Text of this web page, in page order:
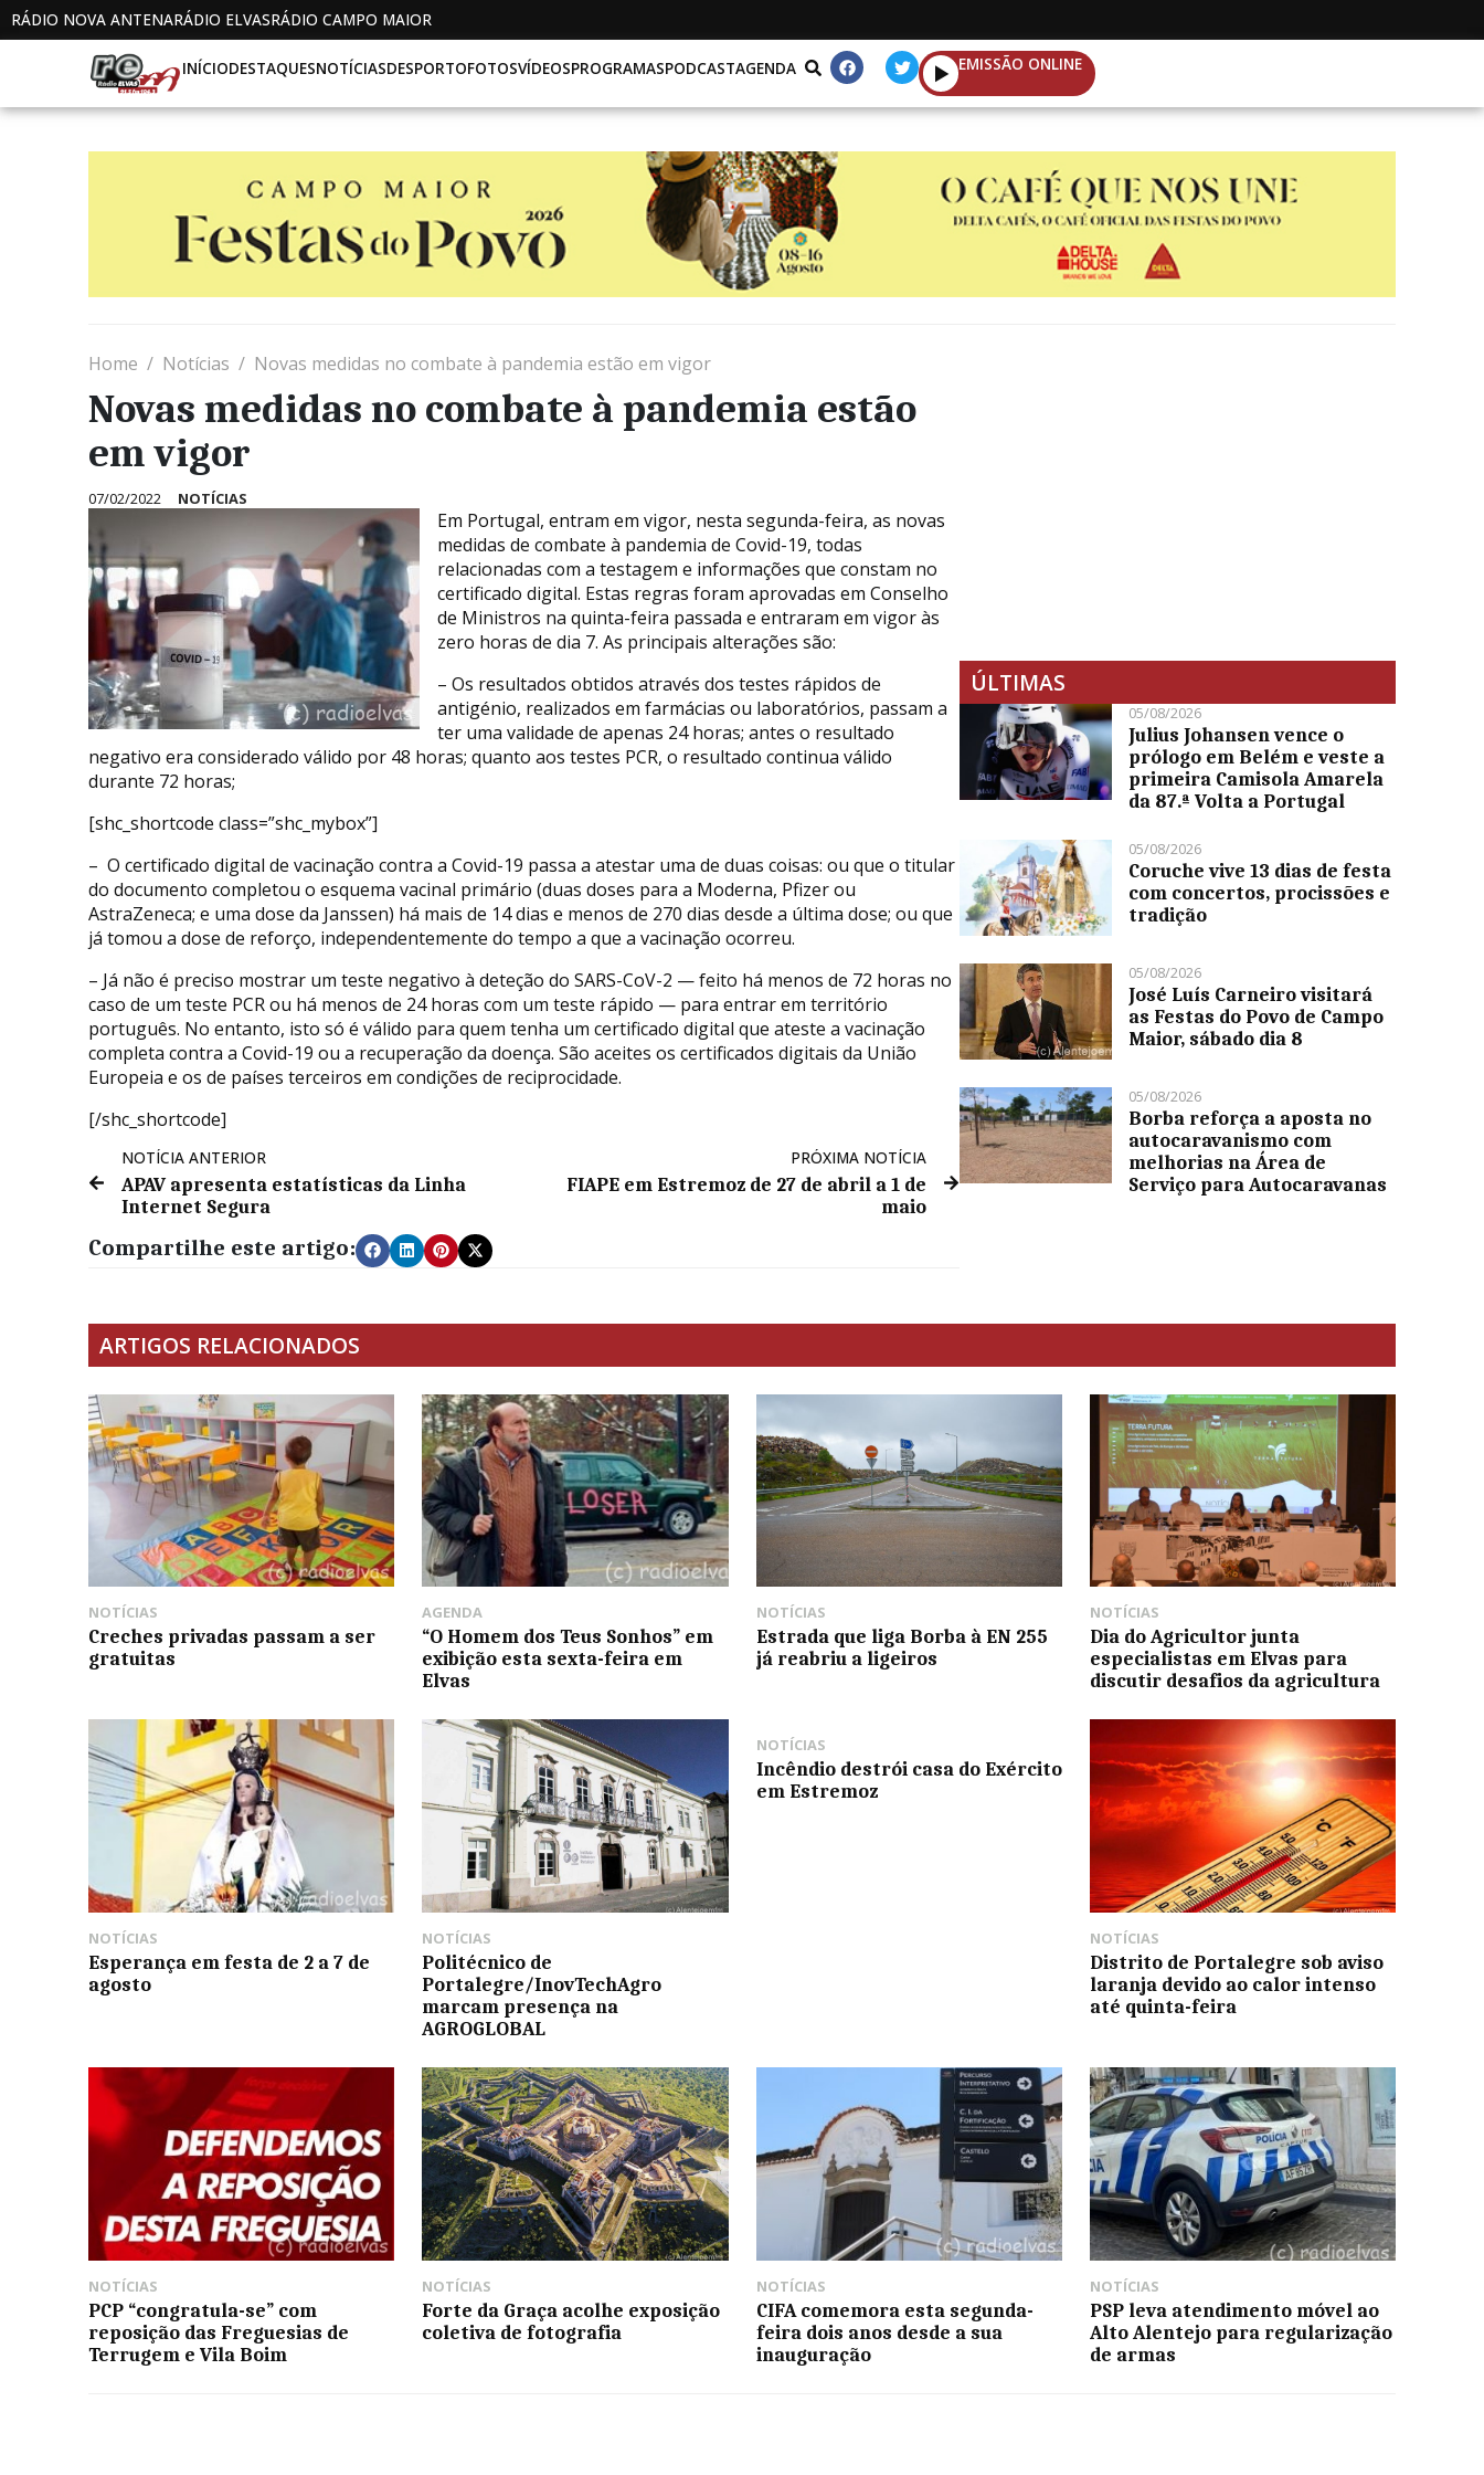
RÁDIO NOVA ANTENARÁDIO ELVASRÁDIO CAMPO MAIOR
INÍCIODESTAQUESNOTÍCIASDESPORTOFOTOSVÍDEOSPROGRAMASPODCASTAGENDA EMISSÃO ONLINE
Home Notícias Novas medidas no combate à pandemia estão em vigor
Novas medidas no combate à pandemia estão
em vigor
07/02/2022 NOTÍCIAS
Em Portugal, entram em vigor, nesta segunda-feira, as novas
medidas de combate à pandemia de Covid-19, todas
relacionadas com a testagem e informações que constam no
certificado digital. Estas regras foram aprovadas em Conselho
de Ministros na quinta-feira passada e entraram em vigor às
zero horas de dia 7. As principais alterações são:
– Os resultados obtidos através dos testes rápidos de
antigénio, realizados em farmácias ou laboratórios, passam a
ter uma validade de apenas 24 horas; antes o resultado
negativo era considerado válido por 48 horas; quanto aos testes PCR, o resultado continua válido
durante 72 horas;
[shc_shortcode class=”shc_mybox”]
– O certificado digital de vacinação contra a Covid-19 passa a atestar uma de duas coisas: ou que o titular
do documento completou o esquema vacinal primário (duas doses para a Moderna, Pfizer ou
AstraZeneca; e uma dose da Janssen) há mais de 14 dias e menos de 270 dias desde a última dose; ou que
já tomou a dose de reforço, independentemente do tempo a que a vacinação ocorreu.
– Já não é preciso mostrar um teste negativo à deteção do SARS-CoV-2 — feito há menos de 72 horas no
caso de um teste PCR ou há menos de 24 horas com um teste rápido — para entrar em território
português. No entanto, isto só é válido para quem tenha um certificado digital que ateste a vacinação
completa contra a Covid-19 ou a recuperação da doença. São aceites os certificados digitais da União
Europeia e os de países terceiros em condições de reciprocidade.
[/shc_shortcode]
NOTÍCIA ANTERIOR
APAV apresenta estatísticas da Linha
Internet Segura
PRÓXIMA NOTÍCIA
FIAPE em Estremoz de 27 de abril a 1 de
maio
Compartilhe este artigo:
ÚLTIMAS
05/08/2026
Julius Johansen vence o
prólogo em Belém e veste a
primeira Camisola Amarela
da 87.ª Volta a Portugal
05/08/2026
Coruche vive 13 dias de festa
com concertos, procissões e
tradição
05/08/2026
José Luís Carneiro visitará
as Festas do Povo de Campo
Maior, sábado dia 8
05/08/2026
Borba reforça a aposta no
autocaravanismo com
melhorias na Área de
Serviço para Autocaravanas
ARTIGOS RELACIONADOS
NOTÍCIAS
Creches privadas passam a ser
gratuitas
AGENDA
“O Homem dos Teus Sonhos” em
exibição esta sexta-feira em
Elvas
NOTÍCIAS
Estrada que liga Borba à EN 255
já reabriu a ligeiros
NOTÍCIAS
Dia do Agricultor junta
especialistas em Elvas para
discutir desafios da agricultura
NOTÍCIAS
Esperança em festa de 2 a 7 de
agosto
NOTÍCIAS
Politécnico de
Portalegre/InovTechAgro
marcam presença na
AGROGLOBAL
NOTÍCIAS
Incêndio destrói casa do Exército
em Estremoz
NOTÍCIAS
Distrito de Portalegre sob aviso
laranja devido ao calor intenso
até quinta-feira
NOTÍCIAS
PCP “congratula-se” com
reposição das Freguesias de
Terrugem e Vila Boim
NOTÍCIAS
Forte da Graça acolhe exposição
coletiva de fotografia
NOTÍCIAS
CIFA comemora esta segunda-
feira dois anos desde a sua
inauguração
NOTÍCIAS
PSP leva atendimento móvel ao
Alto Alentejo para regularização
de armas